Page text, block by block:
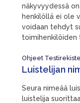
näkyvyydessä
henkilöllä ei ole
voidaan tehdyt
toimihenkilöiden
Ohjeet
Luistelijan
Seura nimeää
luistelija